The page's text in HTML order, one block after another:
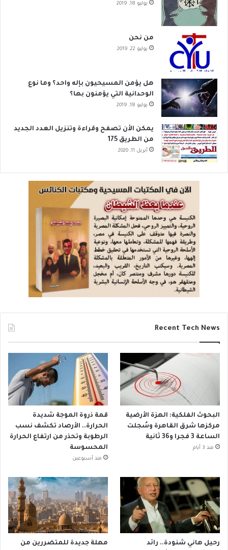
يوليو 18, 2019
من نحن
يوليو 22, 2019
هل يؤمن المسيحيون بإله واحد؟ وما نوع
الوحدانية التي يؤمنون بها؟
يوليو 18, 2019
يمكن الأن تصفح وقراءة وتنزيل العدد الجديد
من الطريق 175
أبريل 11, 2020
Recent Tech News
البحوث الفلكية: الهزة الأرضية
مركزها شرق القاهرة وسُجلت
الساعة 3 فجرا و36 ثانية
منذ 3 أيام
قمة ذروة الموجة شديدة
الحرارة.. الأرصاد تكشف نسب
الرطوبة وتحذر من ارتفاع الحرارة
المحسوسة
منذ أسبوعين
رحيل هاني شنودة.. رائد
مهلة جديدة للمتضررين من